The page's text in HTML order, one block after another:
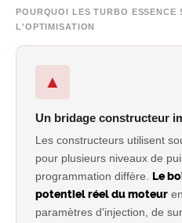
POURQUOI LES TURBO ESSENCE
L'OPTIMISATION
▲
Un bridage constructeur
Les constructeurs utilisent
pour plusieurs niveaux de
programmation diffère. Le
potentiel réel du moteur
paramètres d'injection, de